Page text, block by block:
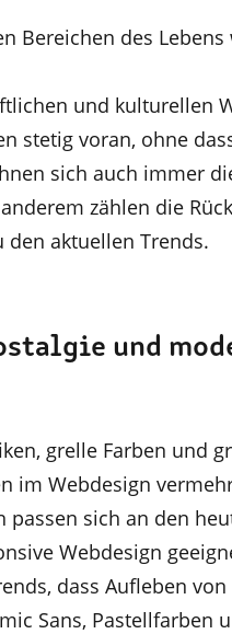
Bereichen des Lebens
und kulturellen
stetig voran, ohne
sich auch immer
zählen die
den aktuellen Trends.
und
grelle Farben und
im Webdesign
sich an den
Webdesign
dass Aufleben von
Sans, Pastellfarben